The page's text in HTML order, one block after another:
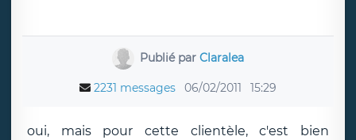
Publié parClaralea
2231 messages 06/02/2011 15:29
oui, mais pour cette clientèle, c'est bien